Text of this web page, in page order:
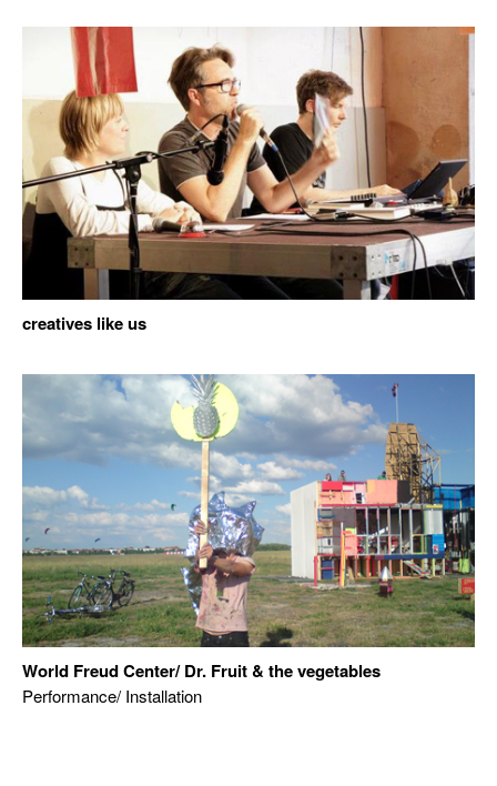
creatives like us
World Freud Center/ Dr. Fruit & the vegetables
Performance/ Installation